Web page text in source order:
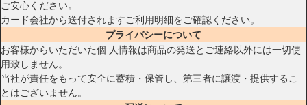
ご安心ください。
カード会社から送付されますご利用明細をご確認ください。
プライバシーについて
お客様からいただいた個 人情報は商品の発送とご連絡以外には一切使
用致しません。
当社が責任をもって安全に蓄積・保管し、第三者に譲渡・提供するこ
とはございません。